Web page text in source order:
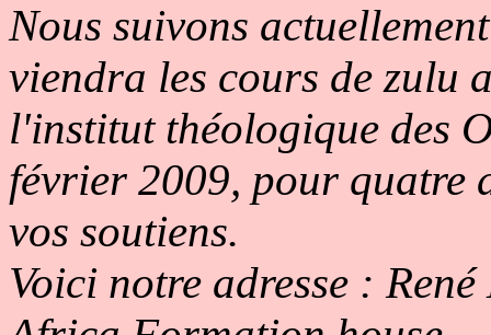
Nous suivons
viendra les cours de zulu
l'institut théologique des
février 2009, pour quatre
vos soutiens.
Voici notre adresse :